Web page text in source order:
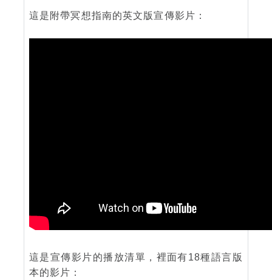
這是附帶冥想指南的英文版宣傳影片：
這是宣傳影片的播放清單，裡面有18種語言版
本的影片：